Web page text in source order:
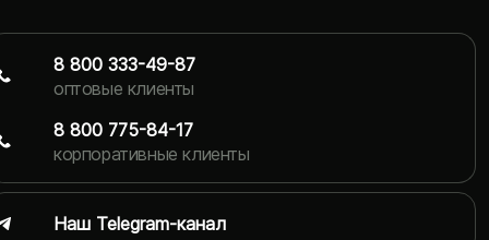
8 800 333-49-87
оптовые клиенты
8 800 775-84-17
корпоративные клиенты
Наш Telegram-канал